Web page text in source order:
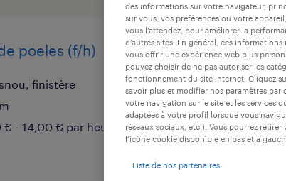
poeles (f/h)
finistère
€ - 14,00 € par heure
14,00
des informations sur votre navigateur,
sur vous, vos préférences ou votre
vous l’attendez, pour améliorer la
d’autres sites. En général, ces
vous offrir une expérience web plus
pouvez choisir de ne pas autoriser les
fonctionnement du site Internet. Cliquez
savoir plus et modifier nos paramètres par
votre navigation sur le site et les services
adaptées à votre profil lorsque vous
réseaux sociaux, etc.). Vous pourrez
l’icône cookie disponible en bas et à
Liste de nos partenaires